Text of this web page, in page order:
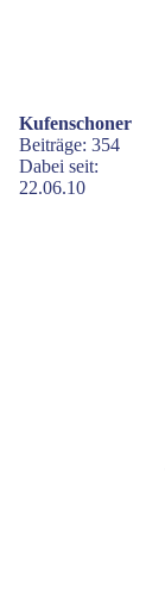
Kufenschoner
Beiträge: 354
Dabei seit:
22.06.10